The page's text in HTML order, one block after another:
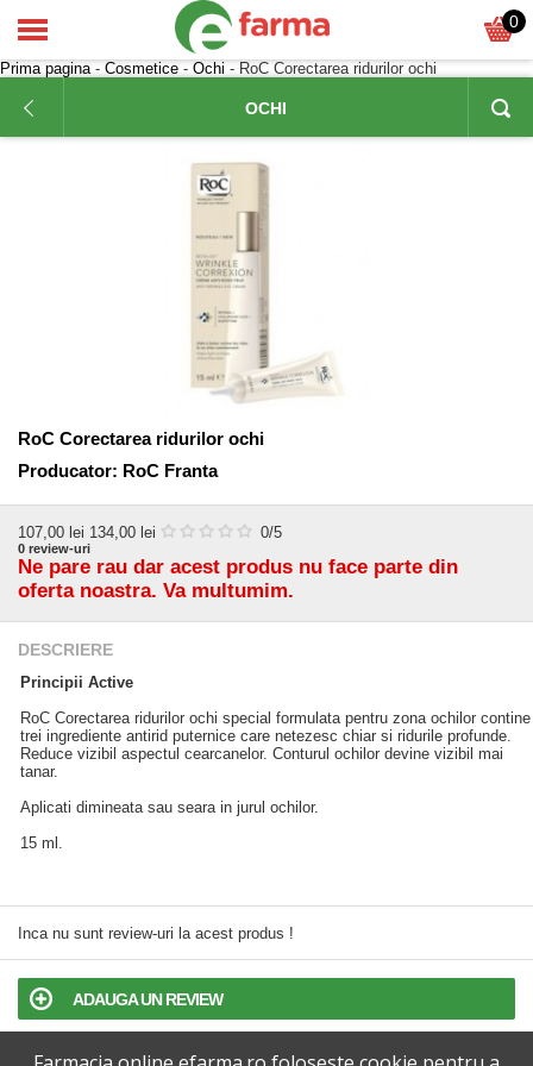
0
Prima pagina- Cosmetice - Ochi - RoC Corectarea ridurilor ochi
OCHI
RoC Corectarea ridurilor ochi
Producator: RoC Franta
107,00 lei 134,00 lei 0/5
0 review-uri
Ne pare rau dar acest produs nu face parte din
oferta noastra. Va multumim.
DESCRIERE
Principii Active
RoC Corectarea ridurilor ochi special formulata pentru zona ochilor contine
trei ingrediente antirid puternice care netezesc chiar si ridurile profunde.
Reduce vizibil aspectul cearcanelor. Conturul ochilor devine vizibil mai
tanar.
Aplicati dimineata sau seara in jurul ochilor.
15 ml.
Inca nu sunt review-uri la acest produs !
ADAUGA UN REVIEW